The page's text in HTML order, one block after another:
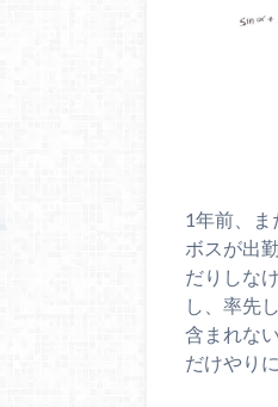
1年前、
ボスが出
だりしな
し、率先
含まれな
だけやり